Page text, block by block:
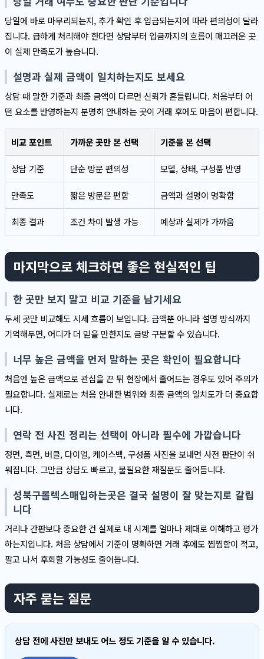
당일에 바로 마무리되는지, 추가 확인 후 입금되는지에 따라 편의성이 달라
집니다. 급하게 처리해야 한다면 상담부터 입금까지의 흐름이 매끄러운 곳
이 실제 만족도가 높습니다.
설명과 실제 금액이 일치하는지도 보세요
상담 때 말한 기준과 최종 금액이 다르면 신뢰가 흔들립니다. 처음부터 어
떤 요소를 반영하는지 분명히 안내하는 곳이 거래 후에도 마음이 편합니다.
비교 포인트 가까운 곳만 본 선택 기준을 본 선택
상담 기준 단순 방문 편의성 모델, 상태, 구성품 반영
만족도 짧은 방문은 편함 금액과 설명이 명확함
최종 결과 조건 차이 발생 가능 예상과 실제가 가까움
마지막으로 체크하면 좋은 현실적인 팁
한 곳만 보지 말고 비교 기준을 남기세요
두세 곳만 비교해도 시세 흐름이 보입니다. 금액뿐 아니라 설명 방식까지
기억해두면, 어디가 더 믿을 만한지도 금방 구분할 수 있습니다.
너무 높은 금액을 먼저 말하는 곳은 확인이 필요합니다
처음엔 높은 금액으로 관심을 끈 뒤 현장에서 줄어드는 경우도 있어 주의가
필요합니다. 실제로는 처음 안내한 범위와 최종 금액의 일치도가 더 중요합
니다.
연락 전 사진 정리는 선택이 아니라 필수에 가깝습니다
정면, 측면, 버클, 다이얼, 케이스백, 구성품 사진을 보내면 사전 판단이 쉬
워집니다. 그만큼 상담도 빠르고, 불필요한 재질문도 줄어듭니다.
성북구롤렉스매입하는곳은 결국 설명이 잘 맞는지로 갈립
니다
거리나 간판보다 중요한 건 실제로 내 시계를 얼마나 제대로 이해하고 평가
하는지입니다. 처음 상담에서 기준이 명확하면 거래 후에도 찝찝함이 적고,
팔고 나서 후회할 가능성도 줄어듭니다.
자주 묻는 질문
상담 전에 사진만 보내도 어느 정도 기준을 알 수 있습니다.